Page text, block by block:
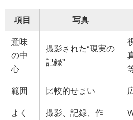
項目 写真
意味
の中
心
撮影された“現実の
記録”
範囲 比較的せまい
よく
撮影、記録、作